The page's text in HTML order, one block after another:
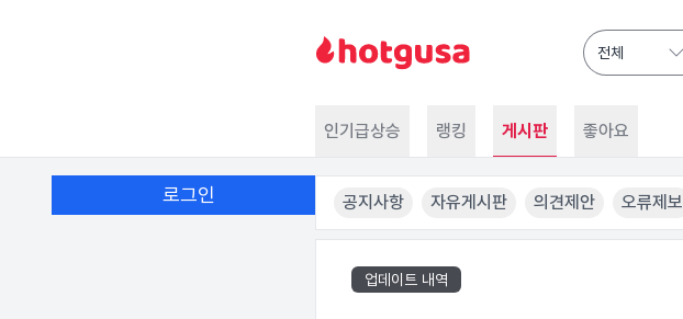
인기급상승 랭킹 게시판 좋아요
로그인 공지사항 자유게시판 의견제안 오류제보
업데이트 내역